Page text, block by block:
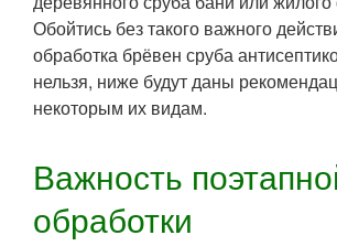
Обойтись без такого важного
обработка брёвен сруба
нельзя, ниже будут даны
некоторым их видам.
Важность
обработки